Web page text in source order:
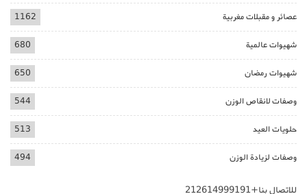
عصائر و مقبلات مغربية 1162
شهيوات عالمية 680
شهيوات رمضان 650
وصفات لانقاص الوزن 544
حلويات العيد 513
وصفات لزيادة الوزن 494
للاتصال بنا+212614999191